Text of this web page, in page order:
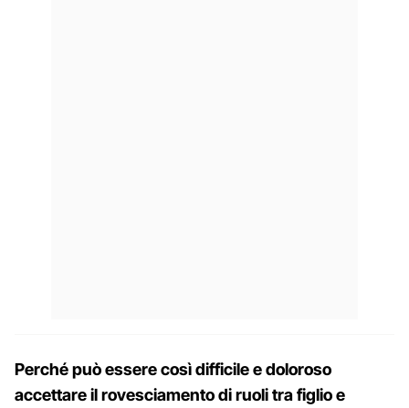
Perché può essere così difficile e doloroso
accettare il rovesciamento di ruoli tra figlio e